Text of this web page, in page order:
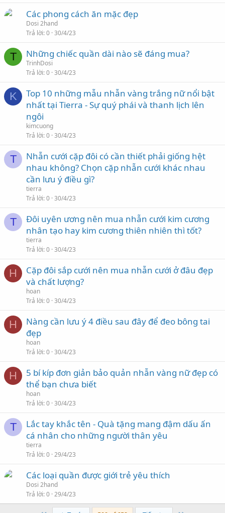
Các phong cách ăn mặc đẹp
Dosi 2hand
Trả lời 0 30/4/23
T Những chiếc quần dài nào sẽ đáng mua?
TrinhDosi
Trả lời 0 30/4/23
K
Top 10 những mẫu nhẫn vàng trắng nữ nổi bật
nhất tại Tierra - Sự quý phái và thanh lịch lên
ngôi
kimcuong
Trả lời 0 30/4/23
T
Nhẫn cưới cặp đôi có cần thiết phải giống hệt
nhau không? Chọn cặp nhẫn cưới khác nhau
cần lưu ý điều gì?
tierra
Trả lời 0 30/4/23
T
Đôi uyên ương nên mua nhẫn cưới kim cương
nhân tạo hay kim cương thiên nhiên thì tốt?
tierra
Trả lời 0 30/4/23
H
Cặp đôi sắp cưới nên mua nhẫn cưới ở đâu đẹp
và chất lượng?
hoan
Trả lời 0 30/4/23
H
Nàng cần lưu ý 4 điều sau đây để đeo bông tai
đẹp
hoan
Trả lời 0 30/4/23
H
5 bí kíp đơn giản bảo quản nhẫn vàng nữ đẹp có
thể bạn chưa biết
hoan
Trả lời 0 30/4/23
T
Lắc tay khắc tên - Quà tặng mang đậm dấu ấn
cá nhân cho những người thân yêu
tierra
Trả lời 0 29/4/23
Các loại quần được giới trẻ yêu thích
Dosi 2hand
Trả lời 0 29/4/23